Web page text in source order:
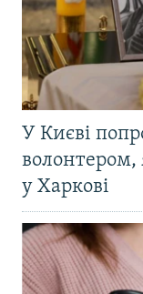
У Києві
волонтером,
у Харкові